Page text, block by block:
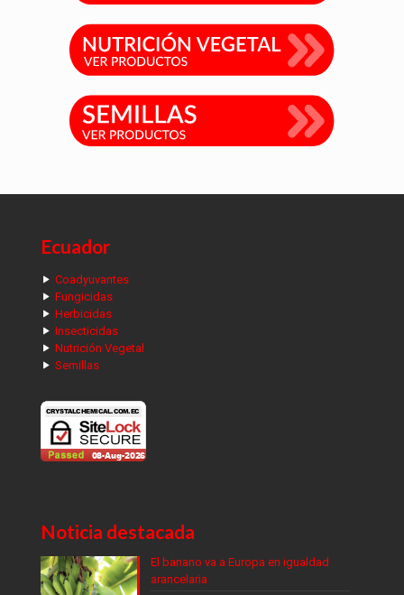
Ecuador
Coadyuvantes
Fungicidas
Herbicidas
Insecticidas
Nutrición Vegetal
Semillas
Noticia destacada
El banano va a Europa en igualdad
arancelaria